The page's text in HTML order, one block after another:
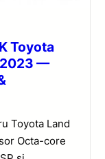
Toyota
2023 —
Toyota Land
Octa-core